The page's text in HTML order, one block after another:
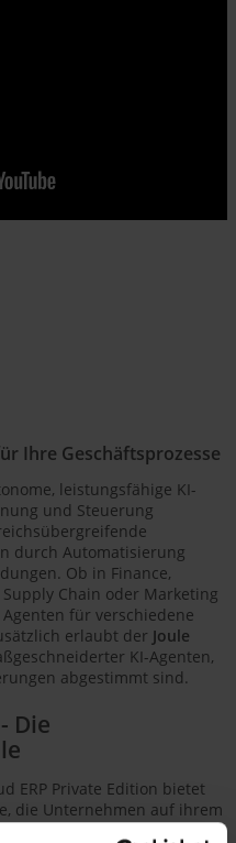
Ihre Geschäftsprozesse
leistungsfähige KI-
und Steuerung
durch Automatisierung
Ob in Finance,
Supply Chain oder Marketing
für verschiedene
erlaubt der Joule
KI-Agenten,
abgestimmt sind.
Die
ERP Private Edition bietet
die Unternehmen auf ihrem
nachhaltig unterstützen.